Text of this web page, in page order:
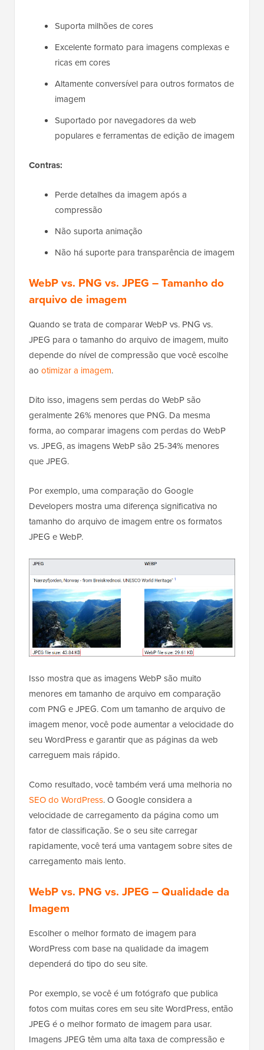
Suporta milhões de cores
Excelente formato para imagens complexas e
ricas em cores
Altamente conversível para outros formatos de
imagem
Suportado por navegadores da web
populares e ferramentas de edição de imagem
Contras:
Perde detalhes da imagem após a
compressão
Não suporta animação
Não há suporte para transparência de imagem
WebP vs. PNG vs. JPEG – Tamanho do
arquivo de imagem
Quando se trata de comparar WebP vs. PNG vs.
JPEG para o tamanho do arquivo de imagem, muito
depende do nível de compressão que você escolhe
ao otimizar a imagem.
Dito isso, imagens sem perdas do WebP são
geralmente 26% menores que PNG. Da mesma
forma, ao comparar imagens com perdas do WebP
vs. JPEG, as imagens WebP são 25-34% menores
que JPEG.
Por exemplo, uma comparação do Google
Developers mostra uma diferença significativa no
tamanho do arquivo de imagem entre os formatos
JPEG e WebP.
Isso mostra que as imagens WebP são muito
menores em tamanho de arquivo em comparação
com PNG e JPEG. Com um tamanho de arquivo de
imagem menor, você pode aumentar a velocidade do
seu WordPress e garantir que as páginas da web
carreguem mais rápido.
Como resultado, você também verá uma melhoria no
SEO do WordPress. O Google considera a
velocidade de carregamento da página como um
fator de classificação. Se o seu site carregar
rapidamente, você terá uma vantagem sobre sites de
carregamento mais lento.
WebP vs. PNG vs. JPEG – Qualidade da
Imagem
Escolher o melhor formato de imagem para
WordPress com base na qualidade da imagem
dependerá do tipo do seu site.
Por exemplo, se você é um fotógrafo que publica
fotos com muitas cores em seu site WordPress, então
JPEG é o melhor formato de imagem para usar.
Imagens JPEG têm uma alta taxa de compressão e